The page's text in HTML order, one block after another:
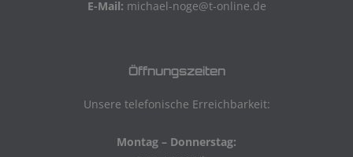
E-Mail: michael-noge@t-online.de
Öffnungszeiten
Unsere telefonische Erreichbarkeit:
Montag – Donnerstag: